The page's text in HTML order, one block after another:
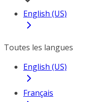
English (US)
Toutes les langues
English (US)
Français